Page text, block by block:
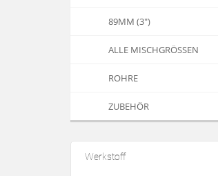
89MM (3")
ALLE MISCHGRÖSSEN
ROHRE
ZUBEHÖR
Werkstoff